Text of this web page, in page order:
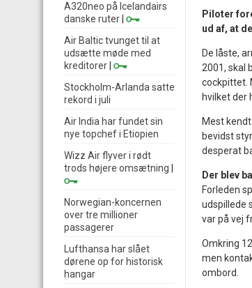
Piloter
ud af, at
De låste,
2001, skal
cockpittet.
hvilket der
Mest
bevidst
desperat
Der blev
Forleden
udspillede
var på vej
Omkring
men
ombord.
A320neo på Icelandairs
danske ruter
Air Baltic tvunget til at
udsætte møde med
kreditorer
Stockholm-Arlanda satte
rekord i juli
Air India har fundet sin
nye topchef i Etiopien
Wizz Air flyver i rødt
trods højere omsætning
Norwegian-koncernen
over tre millioner
passagerer
Lufthansa har slået
dørene op for historisk
hangar